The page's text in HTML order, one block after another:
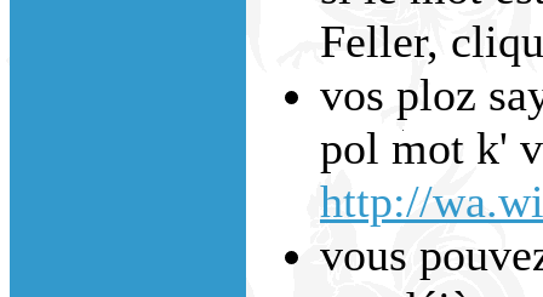
Feller,
vos ploz
pol mot k'
http://
vous